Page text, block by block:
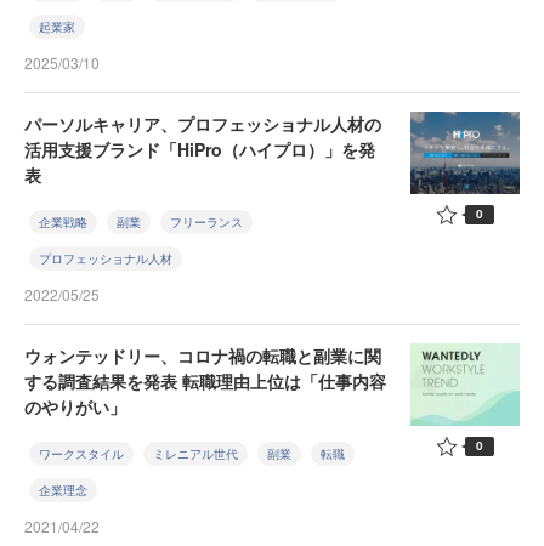
起業家
2025/03/10
パーソルキャリア、プロフェッショナル人材の
活用支援ブランド「HiPro（ハイプロ）」を発
表
企業戦略 副業 フリーランス
プロフェッショナル人材
2022/05/25
0
ウォンテッドリー、コロナ禍の転職と副業に関
する調査結果を発表 転職理由上位は「仕事内容
のやりがい」
ワークスタイル ミレニアル世代 副業 転職
企業理念
2021/04/22
0